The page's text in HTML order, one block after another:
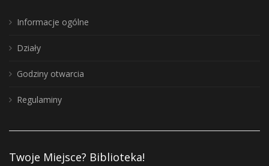
Informacje ogólne
Działy
Godziny otwarcia
Regulaminy
Twoje Miejsce? Biblioteka!